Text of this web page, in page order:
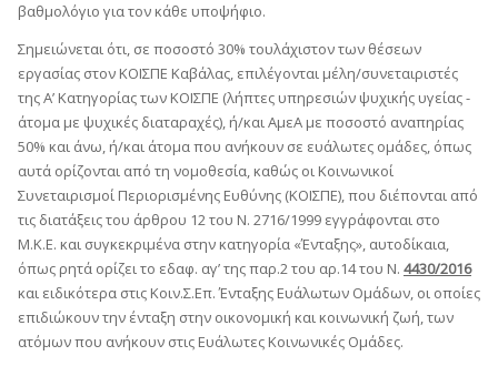
βαθμολόγιο για τον κάθε υποψήφιο.
Σημειώνεται ότι, σε ποσοστό 30% τουλάχιστον των θέσεων
εργασίας στον ΚΟΙΣΠΕ Καβάλας, επιλέγονται μέλη/συνεταιριστές
της Α’ Κατηγορίας των ΚΟΙΣΠΕ (λήπτες υπηρεσιών ψυχικής υγείας -
άτομα με ψυχικές διαταραχές), ή/και ΑμεΑ με ποσοστό αναπηρίας
50% και άνω, ή/και άτομα που ανήκουν σε ευάλωτες ομάδες, όπως
αυτά ορίζονται από τη νομοθεσία, καθώς οι Κοινωνικοί
Συνεταιρισμοί Περιορισμένης Ευθύνης (ΚΟΙΣΠΕ), που διέπονται από
τις διατάξεις του άρθρου 12 του Ν. 2716/1999 εγγράφονται στο
Μ.Κ.Ε. και συγκεκριμένα στην κατηγορία «Ένταξης», αυτοδίκαια,
όπως ρητά ορίζει το εδαφ. αγ’ της παρ.2 του αρ.14 του Ν. 4430/2016
και ειδικότερα στις Κοιν.Σ.Επ. Ένταξης Ευάλωτων Ομάδων, οι οποίες
επιδιώκουν την ένταξη στην οικονομική και κοινωνική ζωή, των
ατόμων που ανήκουν στις Ευάλωτες Κοινωνικές Ομάδες.